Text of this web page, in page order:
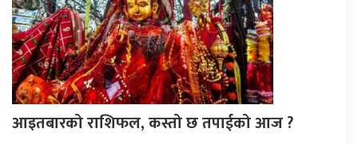
आइतबारको राशिफल, कस्तो छ तपाईको आज ?